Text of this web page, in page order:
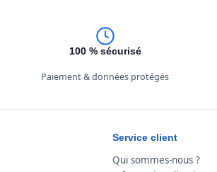
100 % sécurisé
Paiement & données protégés
Service client
Qui sommes-nous ?